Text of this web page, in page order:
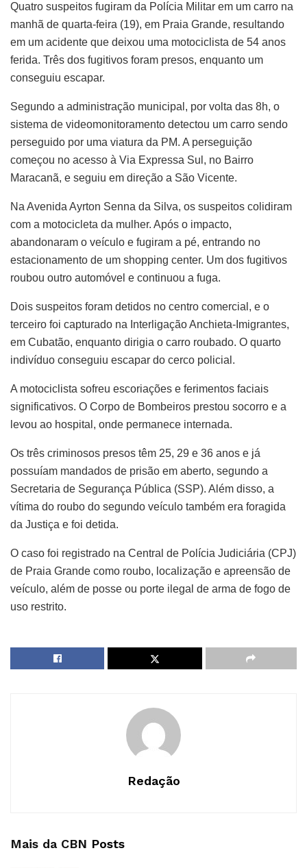
Quatro suspeitos fugiram da Polícia Militar em um carro na
manhã de quarta-feira (19), em Praia Grande, resultando
em um acidente que deixou uma motociclista de 54 anos
ferida. Três dos fugitivos foram presos, enquanto um
conseguiu escapar.
Segundo a administração municipal, por volta das 8h, o
sistema de videomonitoramento detectou um carro sendo
perseguido por uma viatura da PM. A perseguição
começou no acesso à Via Expressa Sul, no Bairro
Maracanã, e seguiu em direção a São Vicente.
Na Avenida Ayrton Senna da Silva, os suspeitos colidiram
com a motocicleta da mulher. Após o impacto,
abandonaram o veículo e fugiram a pé, entrando no
estacionamento de um shopping center. Um dos fugitivos
roubou outro automóvel e continuou a fuga.
Dois suspeitos foram detidos no centro comercial, e o
terceiro foi capturado na Interligação Anchieta-Imigrantes,
em Cubatão, enquanto dirigia o carro roubado. O quarto
indivíduo conseguiu escapar do cerco policial.
A motociclista sofreu escoriações e ferimentos faciais
significativos. O Corpo de Bombeiros prestou socorro e a
levou ao hospital, onde permanece internada.
Os três criminosos presos têm 25, 29 e 36 anos e já
possuíam mandados de prisão em aberto, segundo a
Secretaria de Segurança Pública (SSP). Além disso, a
vítima do roubo do segundo veículo também era foragida
da Justiça e foi detida.
O caso foi registrado na Central de Polícia Judiciária (CPJ)
de Praia Grande como roubo, localização e apreensão de
veículo, além de posse ou porte ilegal de arma de fogo de
uso restrito.
Redação
Mais da CBN Posts